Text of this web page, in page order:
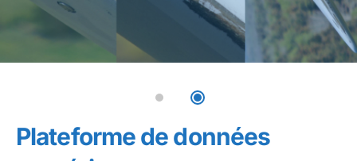
Plateforme de données